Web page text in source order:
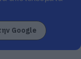
Google